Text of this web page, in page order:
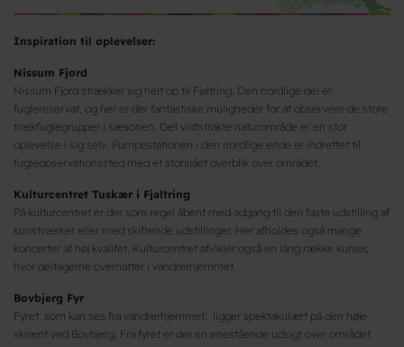
Inspiration til oplevelser:
Nissum Fjord
Nissum Fjord strækker sig helt op til Fjaltring. Den nordlige del er
fuglereservat, og her er der fantastiske muligheder for at observere de store
trækfuglegrupper i sæsonen. Det vidtstrakte naturområde er en stor
oplevelse i sig selv. Pumpestationen i den nordlige ende er indrettet til
fugleobservationssted med et storslået overblik over området.
Kulturcentret Tuskær i Fjaltring
På kulturcentret er der som regel åbent med adgang til den faste udstilling af
kunstværker eller med skiftende udstillinger. Her afholdes også mange
koncerter af høj kvalitet. Kulturcentret afvikler også en lang række kurser,
hvor deltagerne overnatter i vandrerhjemmet.
Bovbjerg Fyr
Fyret, som kan ses fra vandrerhjemmet, ligger spektakulært på den høje
skrænt ved Bovbjerg. Fra fyret er der en enestående udsigt over området.